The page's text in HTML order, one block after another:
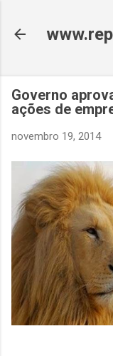
Governo
ações de
novembro 19, 2014